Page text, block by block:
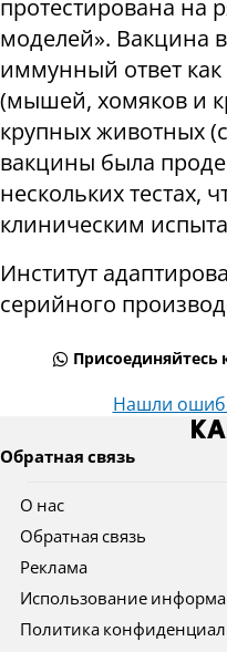
протестирована на
моделей». Вакцина
иммунный ответ
(мышей, хомяков и
крупных животных
вакцины была
нескольких тестах,
клиническим
Институт
серийного
Присоединяйтесь
Нашли
Обратная связь
О нас
Обратная связь
Реклама
Использование
Политика